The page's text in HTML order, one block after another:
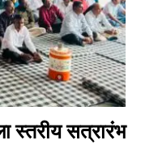
स्तरीय सत्रारंभ